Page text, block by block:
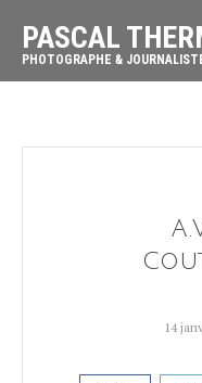
PASCAL
PHOTOGRAPHE &
14